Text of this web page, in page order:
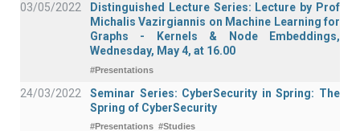
03/05/2022
Distinguished Lecture Series: Lecture by Prof
Michalis Vazirgiannis on Machine Learning for
Graphs - Kernels & Νode Εmbeddings,
Wednesday, May 4, at 16.00
#Presentations
24/03/2022
Seminar Series: CyberSecurity in Spring: The
Spring of CyberSecurity
#Presentations #Studies